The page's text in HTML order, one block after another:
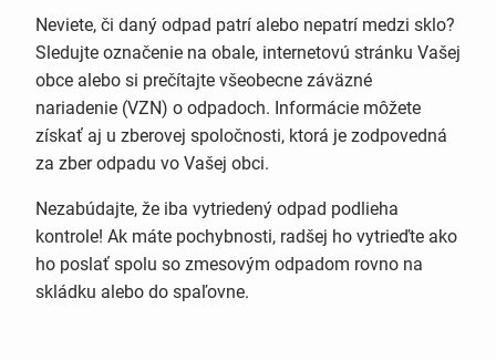
Neviete, či daný odpad patrí alebo nepatrí medzi sklo?
Sledujte označenie na obale, internetovú stránku Vašej
obce alebo si prečítajte všeobecne záväzné
nariadenie (VZN) o odpadoch. Informácie môžete
získať aj u zberovej spoločnosti, ktorá je zodpovedná
za zber odpadu vo Vašej obci.
Nezabúdajte, že iba vytriedený odpad podlieha
kontrole! Ak máte pochybnosti, radšej ho vytrieďte ako
ho poslať spolu so zmesovým odpadom rovno na
skládku alebo do spaľovne.